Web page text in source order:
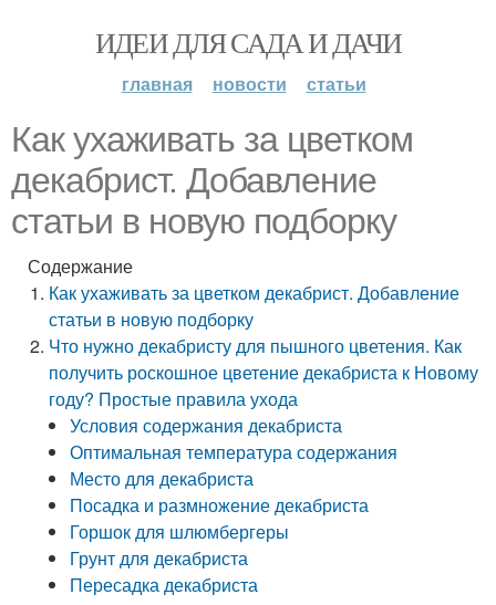
ИДЕИ ДЛЯ САДА И ДАЧИ
главная новости статьи
Как ухаживать за цветком
декабрист. Добавление
статьи в новую подборку
Содержание
Как ухаживать за цветком декабрист. Добавление
статьи в новую подборку
Что нужно декабристу для пышного цветения. Как
получить роскошное цветение декабриста к Новому
году? Простые правила ухода
Условия содержания декабриста
Оптимальная температура содержания
Место для декабриста
Посадка и размножение декабриста
Горшок для шлюмбергеры
Грунт для декабриста
Пересадка декабриста